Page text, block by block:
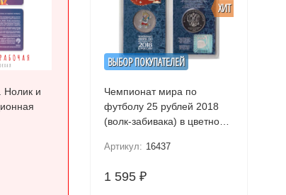
Нолик и
ВЫБОР ПОКУПАТЕЛЕЙ
ХИТ
Чемпионат мира по
футболу 25 рублей 2018
(волк-забивака) в цветном
Артикул: 16437
1 595₽